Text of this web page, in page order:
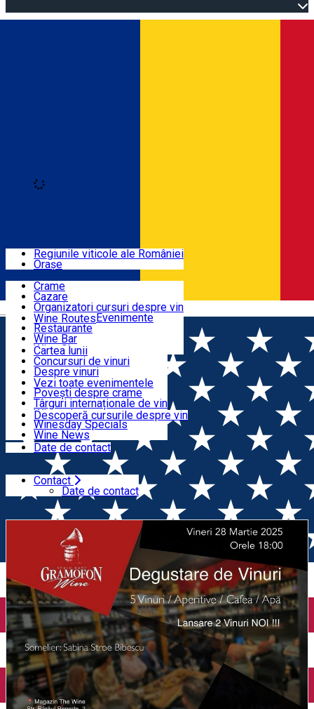
Română
Locuri cu vin
Rute
Articole
Evenimente
Cursuri despre vin
Contact
Regiunile viticole ale României
Orașe
Crame
Cazare
Organizatori cursuri despre vin
Organizatori Evenimente
Restaurante
Wine Bar
Wine Shops
Wine Routes
Cartea lunii
Concursuri de vinuri
Despre vinuri
Lansări de vinuri
Povești despre crame
Târguri internaționale de vin
Wine tales
Winesday Specials
Wine News
Vezi toate evenimentele
Descoperă cursurile despre vin
Date de contact
Contact
Date de contact
Acasă Degustare de vin
Degustare de vin Gramofon
Wine (Gura Humorului)